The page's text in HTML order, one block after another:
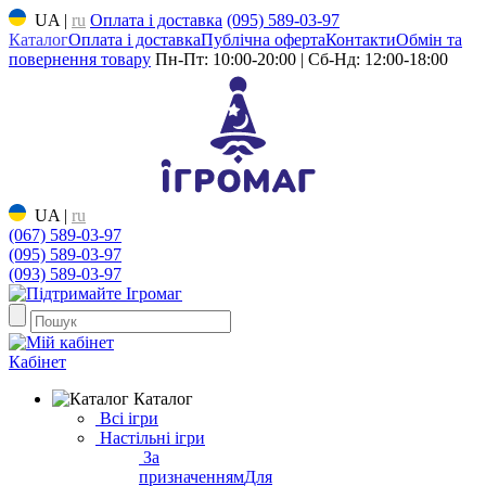
UA | ru Оплата і доставка (095) 589-03-97
КаталогОплата і доставкаПублічна офертаКонтактиОбмін та
повернення товару Пн-Пт: 10:00-20:00 | Сб-Нд: 12:00-18:00
UA | ru
(067) 589-03-97
(095) 589-03-97
(093) 589-03-97
Кабінет
Каталог
Всі ігри
Настільні ігри
За
призначеннямДля